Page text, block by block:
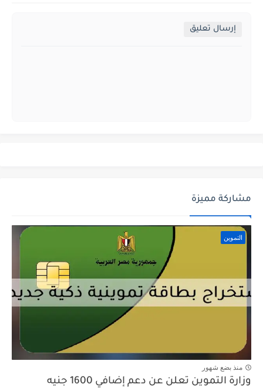
إرسال تعليق
مشاركة مميزة
التموين
منذ بضع شهور
وزارة التموين تعلن عن دعم إضافي 1600 جنيه